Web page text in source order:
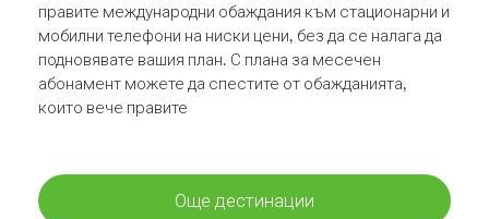
правите международни обаждания към стационарни и
мобилни телефони на ниски цени, без да се налага да
подновявате вашия план. С плана за месечен
абонамент можете да спестите от обажданията,
които вече правите
Още дестинации